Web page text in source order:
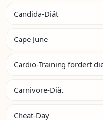
Candida-Diät
Cape June
Cardio-Training fördert
Carnivore-Diät
Cheat-Day